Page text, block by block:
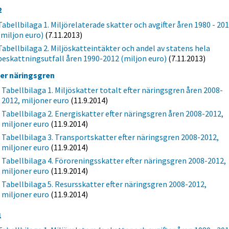
1. Miljörelaterade skatter och avgifter åren 1980 -
euro) (7.11.2013)
2. Miljöskatteintäkter och andel av statens hela
åren 1990-2012 (miljon euro) (7.11.2013)
näringsgren
Tabellbilaga 1. Miljöskatter totalt efter näringsgren åren 2008-
2012, miljoner euro (11.9.2014)
Tabellbilaga 2. Energiskatter efter näringsgren åren 2008-2012,
miljoner euro (11.9.2014)
Tabellbilaga 3. Transportskatter efter näringsgren 2008-2012,
miljoner euro (11.9.2014)
Tabellbilaga 4. Föroreningsskatter efter näringsgren 2008-2012,
miljoner euro (11.9.2014)
Tabellbilaga 5. Resursskatter efter näringsgren 2008-2012,
miljoner euro (11.9.2014)